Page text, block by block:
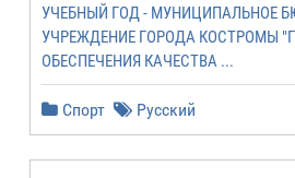
УЧЕБНЫЙ ГОД - МУНИЦИПАЛЬНОЕ
УЧРЕЖДЕНИЕ ГОРОДА КОСТРОМЫ
ОБЕСПЕЧЕНИЯ КАЧЕСТВА ...
Спорт Русский